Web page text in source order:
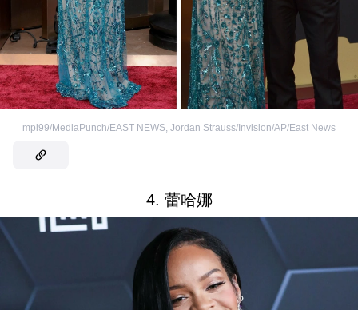
mpi99/MediaPunch/EAST NEWS Jordan Strauss/Invision/AP/East News
4. 蕾哈娜